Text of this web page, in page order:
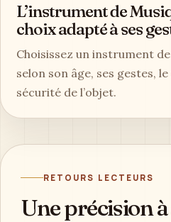
L’instrument de
choix adapté à ses
Choisissez un instrument
selon son âge, ses gestes,
sécurité de l’objet.
RETOURS LECTEURS
Une précision